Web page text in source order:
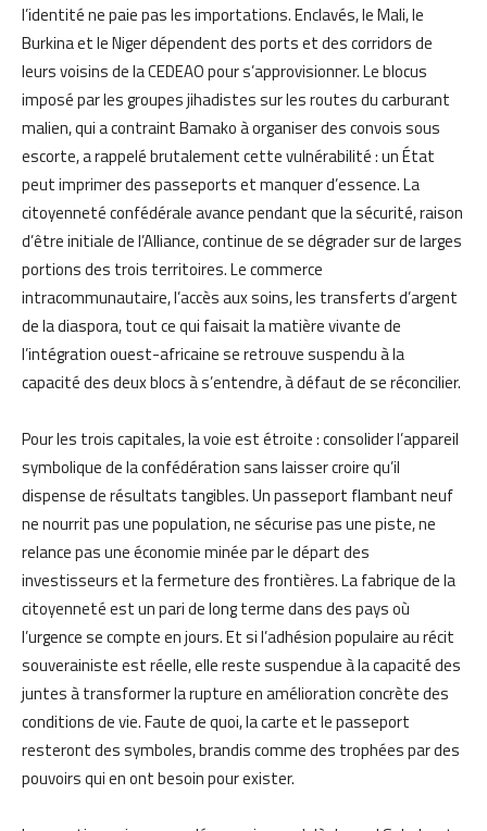
l’identité ne paie pas les importations. Enclavés, le Mali, le
Burkina et le Niger dépendent des ports et des corridors de
leurs voisins de la CEDEAO pour s’approvisionner. Le blocus
imposé par les groupes jihadistes sur les routes du carburant
malien, qui a contraint Bamako à organiser des convois sous
escorte, a rappelé brutalement cette vulnérabilité : un État
peut imprimer des passeports et manquer d’essence. La
citoyenneté confédérale avance pendant que la sécurité, raison
d’être initiale de l’Alliance, continue de se dégrader sur de larges
portions des trois territoires. Le commerce
intracommunautaire, l’accès aux soins, les transferts d’argent
de la diaspora, tout ce qui faisait la matière vivante de
l’intégration ouest-africaine se retrouve suspendu à la
capacité des deux blocs à s’entendre, à défaut de se réconcilier.
Pour les trois capitales, la voie est étroite : consolider l’appareil
symbolique de la confédération sans laisser croire qu’il
dispense de résultats tangibles. Un passeport flambant neuf
ne nourrit pas une population, ne sécurise pas une piste, ne
relance pas une économie minée par le départ des
investisseurs et la fermeture des frontières. La fabrique de la
citoyenneté est un pari de long terme dans des pays où
l’urgence se compte en jours. Et si l’adhésion populaire au récit
souverainiste est réelle, elle reste suspendue à la capacité des
juntes à transformer la rupture en amélioration concrète des
conditions de vie. Faute de quoi, la carte et le passeport
resteront des symboles, brandis comme des trophées par des
pouvoirs qui en ont besoin pour exister.